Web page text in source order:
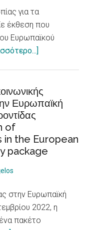
για τα
έκθεση που
Ευρωπαϊκού
νοοτροπίας
για
ατόμων
με
European
Parliament
adopts
Ευρωπαϊκή
of
the European
package
στην Ευρωπαϊκή
2022, η
πακέτο